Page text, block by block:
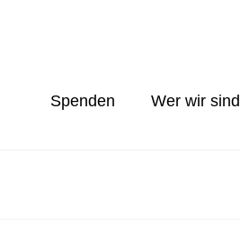
Spenden Wer wir sind